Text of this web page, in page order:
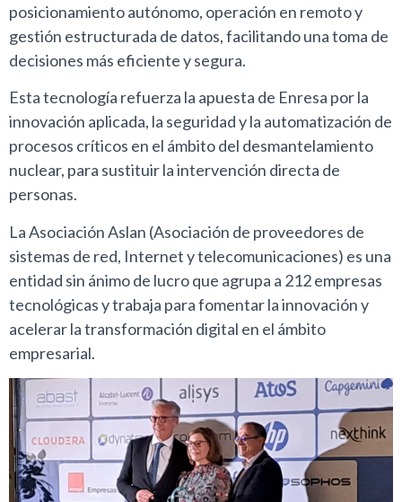
posicionamiento autónomo, operación en remoto y
gestión estructurada de datos, facilitando una toma de
decisiones más eficiente y segura.
Esta tecnología refuerza la apuesta de Enresa por la
innovación aplicada, la seguridad y la automatización de
procesos críticos en el ámbito del desmantelamiento
nuclear, para sustituir la intervención directa de
personas.
La Asociación Aslan (Asociación de proveedores de
sistemas de red, Internet y telecomunicaciones) es una
entidad sin ánimo de lucro que agrupa a 212 empresas
tecnológicas y trabaja para fomentar la innovación y
acelerar la transformación digital en el ámbito
empresarial.